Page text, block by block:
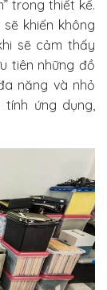
trong thiết kế.
khiến không
sẽ cảm thấy
tiên những đồ
năng và nhỏ
ứng dụng,